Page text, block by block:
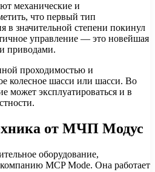
механические и
что первый тип
в значительной степени покинул
управление — это новейшая
приводами.
проходимостью и
колесное шасси или шасси. Во
может эксплуатироваться и в
от МЧП Модус
оборудование,
MCP Mode. Она работает